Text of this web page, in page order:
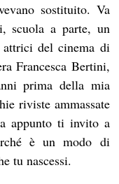
sostituito. Va
scuola a parte, un
attrici del cinema di
Francesca Bertini,
prima della mia
riviste ammassate
appunto ti invito a
è un modo di
tu nascessi.